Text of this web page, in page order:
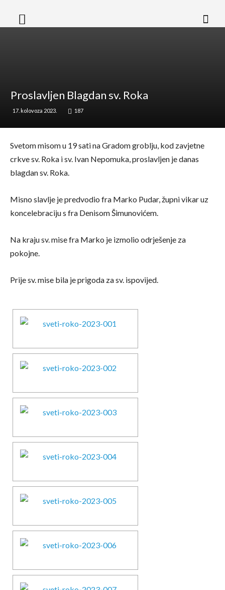
Proslavljen Blagdan sv. Roka
17. kolovoza 2023. 187
Svetom misom u 19 sati na Gradom groblju, kod zavjetne
crkve sv. Roka i sv. Ivan Nepomuka, proslavljen je danas
blagdan sv. Roka.
Misno slavlje je predvodio fra Marko Pudar, župni vikar uz
koncelebraciju s fra Denisom Šimunovićem.
Na kraju sv. mise fra Marko je izmolio odrješenje za
pokojne.
Prije sv. mise bila je prigoda za sv. ispovijed.